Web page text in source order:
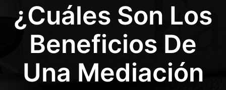
¿Cuáles Son Los
Beneficios De
Una Mediación